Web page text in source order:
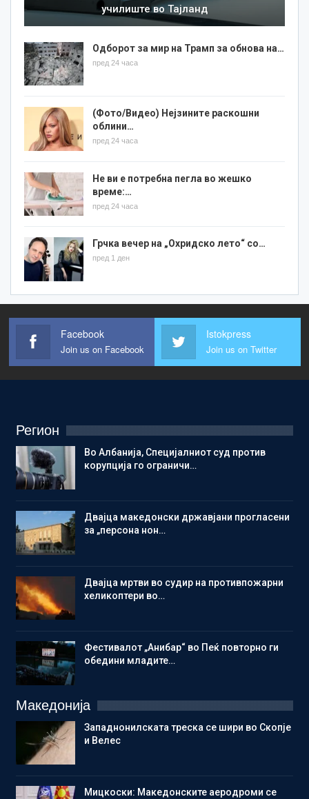
училиште во Тајланд
Одборот за мир на Трамп за обнова на…
пред 24 часа
(Фото/Видео) Нејзините раскошни
облини…
пред 24 часа
Не ви е потребна пегла во жешко
време:…
пред 24 часа
Грчка вечер на „Охридско лето“ со…
пред 1 ден
Facebook
Join us on Facebook
Istokpress
Join us on Twitter
Регион
Во Албанија, Специјалниот суд против
корупција го ограничи…
Двајца македонски државјани прогласени
за „персона нон…
Двајца мртви во судир на противпожарни
хеликоптери во…
Фестивалот „Анибар“ во Пеќ повторно ги
обедини младите…
Македонија
Западнонилската треска се шири во Скопје
и Велес
Мицкоски: Македонските аеродроми се